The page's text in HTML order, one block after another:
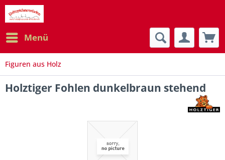
Menü
Figuren aus Holz
Holztiger Fohlen dunkelbraun stehend